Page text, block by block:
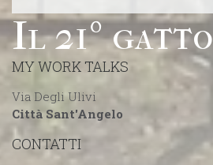
Il 21º gatto
MY WORK TALKS
Via Degli Ulivi
Città Sant'Angelo
CONTATTI